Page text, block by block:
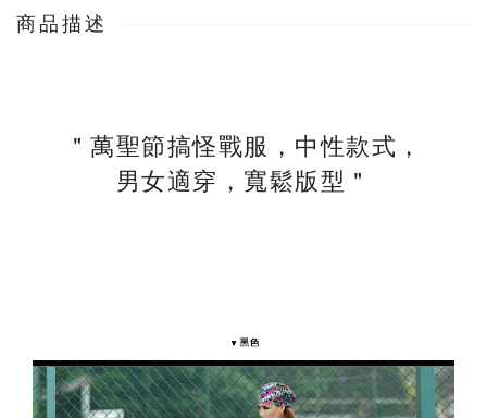
商品描述
＂萬聖節搞怪戰服，中性款式，
男女適穿，寬鬆版型＂